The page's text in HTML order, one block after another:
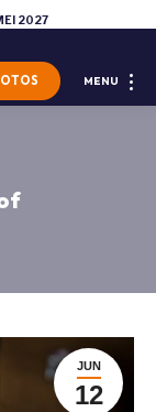
2027
MENU
JUN
12